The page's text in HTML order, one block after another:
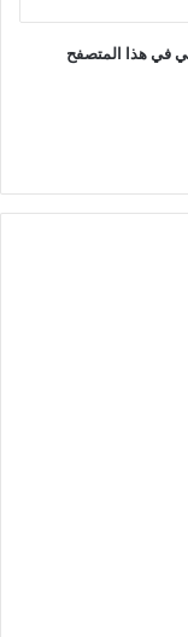
في هذا المتصفح